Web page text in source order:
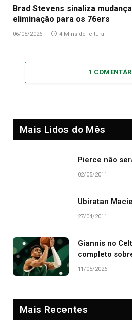
Brad Stevens sinaliza
eliminação para os 76ers
06/05/2026 4 Mins de leitura
1
Mais Lidos do Mês
Pierce não
02/05/2011
Ubiratan
27/04/2011
Giannis no
completo
11/05/2026
Mais Recentes